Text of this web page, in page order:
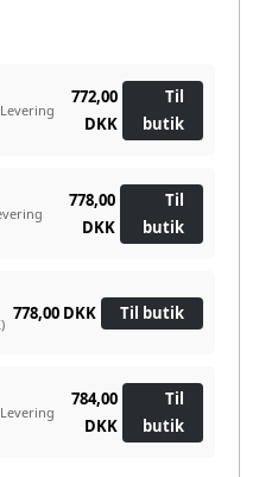
772,00
DKK
Til
butik
778,00
DKK
Til
butik
778,00 DKK Til butik
784,00
DKK
Til
butik